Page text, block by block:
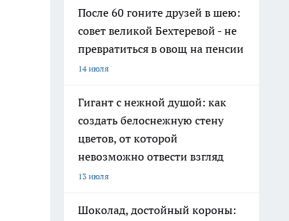
После 60 гоните друзей в шею:
совет великой Бехтеревой - не
превратиться в овощ на пенсии
14 июля
Гигант с нежной душой: как
создать белоснежную стену
цветов, от которой
невозможно отвести взгляд
13 июля
Шоколад, достойный короны: